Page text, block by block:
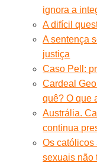
ignora a
A difícil
A sentença
justiça
Caso Pell:
Cardeal
quê? O que
Austrália.
continua
Os católicos
sexuais não